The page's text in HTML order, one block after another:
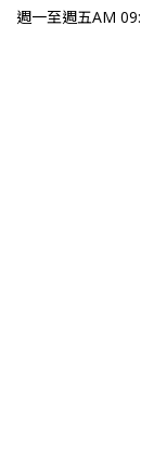
週一至週五AM